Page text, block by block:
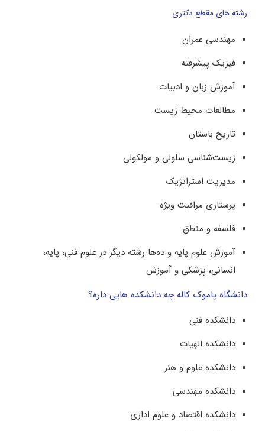
رشته های مقطع دکتری
مهندسی عمران
فیزیک پیشرفته
آموزش زبان و ادبیات
مطالعات محیط زیست
تاریخ باستان
زیست‌شناسی سلولی و مولکولی
مدیریت استراتژیک
پرستاری مراقبت ویژه
فلسفه و منطق
آموزش علوم پایه و ده‌ها رشته دیگر در علوم فنی، پایه،
انسانی، پزشکی و آموزش
دانشگاه پاموک کاله چه دانشکده هایی داره؟
دانشکده فنی
دانشکده الهیات
دانشکده علوم و هنر
دانشکده مهندسی
دانشکده اقتصاد و علوم اداری